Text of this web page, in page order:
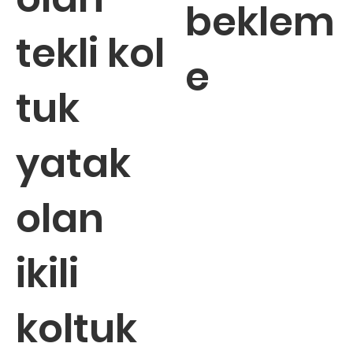
tekli kol
tuk
yatak
olan
ikili
koltuk
beklem
e